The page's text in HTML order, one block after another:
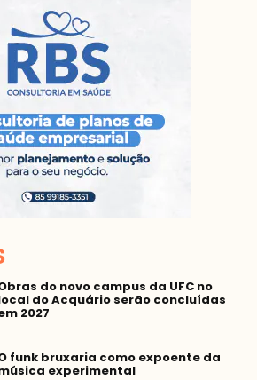
do novo campus da UFC no
do Acquário serão concluídas
2027
funk bruxaria como expoente da
experimental